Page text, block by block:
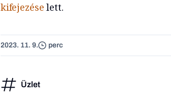
kifejezése lett.
2023. 11. 9. perc
Üzlet